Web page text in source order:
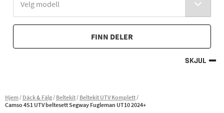
FINN DELER
SKJUL
Hjem Däck & Fälg Beltekit Beltekit UTV Komplett
Camso 4S1 UTV beltesett Segway Fugleman UT10 2024+